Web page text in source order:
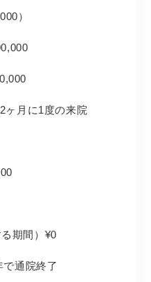
）
ヶ月に1度の来院
期間）¥0
通院終了